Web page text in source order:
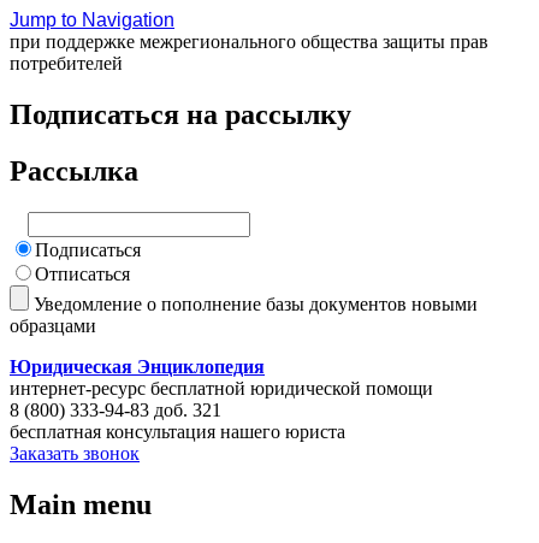
Jump to Navigation
при поддержке межрегионального общества защиты прав
потребителей
Подписаться на рассылку
Рассылка
Подписаться
Отписаться
Уведомление о пополнение базы документов новыми
образцами
Юридическая Энциклопедия
интернет-ресурс бесплатной юридической помощи
8 (800) 333-94-83 доб. 321
бесплатная консультация нашего юриста
Заказать звонок
Main menu